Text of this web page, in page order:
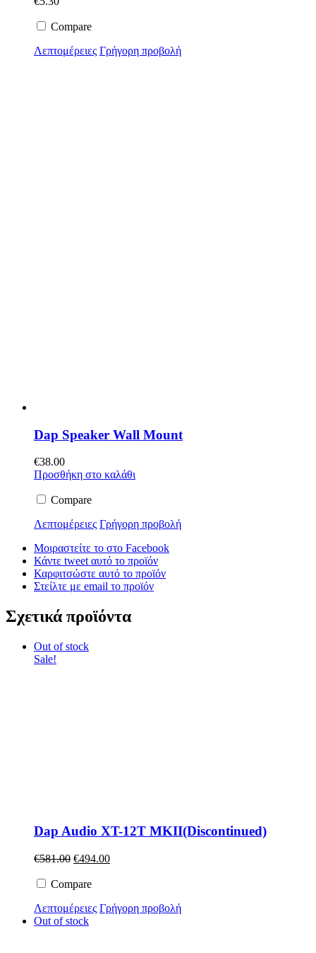
Compare
Λεπτομέρειες Γρήγορη προβολή
Dap Speaker Wall Mount
€38.00
Προσθήκη στο καλάθι
Compare
Λεπτομέρειες Γρήγορη προβολή
Μοιραστείτε το στο Facebook
Κάντε tweet αυτό το προϊόν
Καρφιτσώστε αυτό το προϊόν
Στείλτε με email το προϊόν
Σχετικά προϊόντα
Out of stock
Sale!
Dap Audio XT-12T MKII(Discontinued)
€581.00 Original
was:
€494.00Η
€494.00.
Compare
Λεπτομέρειες Γρήγορη προβολή
Out of stock